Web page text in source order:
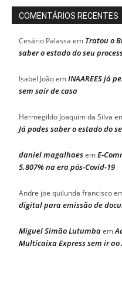
COMENTÁRIOS RECENTES
Cesário Palassa em Tratou o
saber o estado do seu
Isabel JoãoemINAAREES já
sem sair de casa
Hermegildo Joaquim da Silva
Já podes saber o estado do
daniel magalhaesemE-
5.807% na era pós-Covid-19
Andre joe quilunda francisco
digital para emissão de
Miguel Simão Lutumbaem
Multicaixa Express sem ir ao